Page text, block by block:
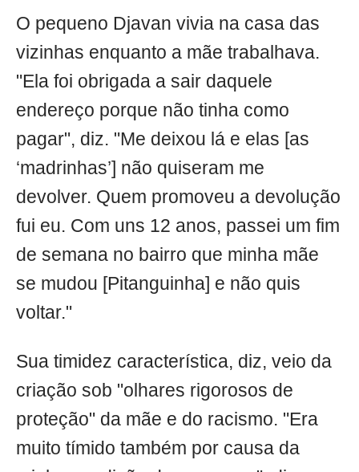
O pequeno Djavan vivia na casa das
vizinhas enquanto a mãe trabalhava.
"Ela foi obrigada a sair daquele
endereço porque não tinha como
pagar", diz. "Me deixou lá e elas [as
‘madrinhas’] não quiseram me
devolver. Quem promoveu a devolução
fui eu. Com uns 12 anos, passei um fim
de semana no bairro que minha mãe
se mudou [Pitanguinha] e não quis
voltar."
Sua timidez característica, diz, veio da
criação sob "olhares rigorosos de
proteção" da mãe e do racismo. "Era
muito tímido também por causa da